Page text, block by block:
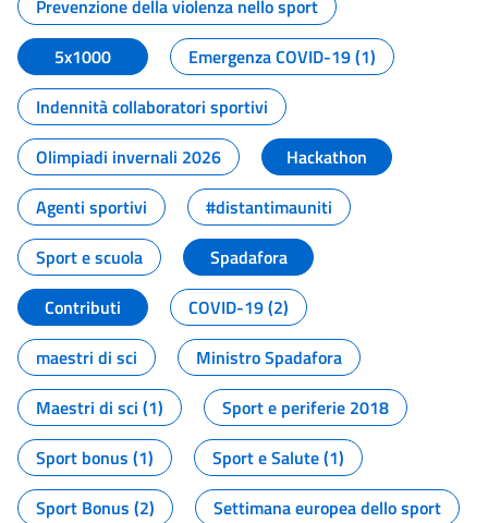
Prevenzione della violenza nello sport
5x1000
Emergenza COVID-19 (1)
Indennità collaboratori sportivi
Olimpiadi invernali 2026
Hackathon
Agenti sportivi
#distantimauniti
Sport e scuola
Spadafora
Contributi
COVID-19 (2)
maestri di sci
Ministro Spadafora
Maestri di sci (1)
Sport e periferie 2018
Sport bonus (1)
Sport e Salute (1)
Sport Bonus (2)
Settimana europea dello sport